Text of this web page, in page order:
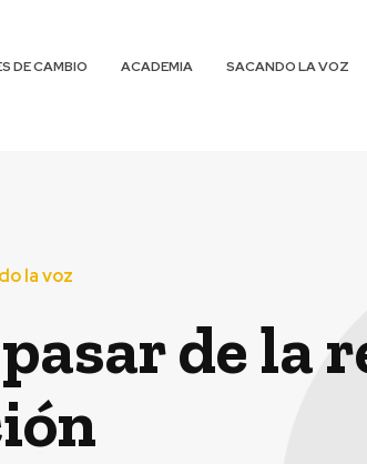
DE CAMBIO ACADEMIA
SACANDO LA VOZ
la voz
de la